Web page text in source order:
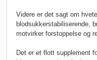
Videre er det sagt om
blodsukkerstabiliserende,
motvirker forstoppelse og
Det er et flott supplement